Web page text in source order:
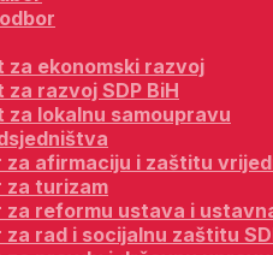
za ekonomski razvoj
za razvoj SDP BiH
za lokalnu samoupravu
za afirmaciju i zaštitu
za turizam
za reformu ustava i
za rad i socijalnu zaštitu